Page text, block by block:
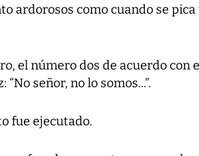
ardorosos como cuando se pica
el número dos de acuerdo con
“No señor, no lo somos...”.
fue ejecutado.